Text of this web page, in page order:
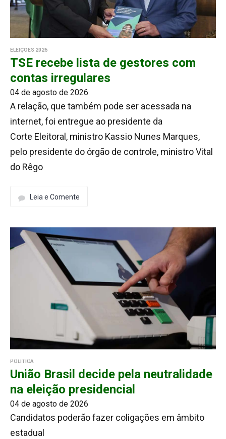
ELEIÇÕES 2026
TSE recebe lista de gestores com
contas irregulares
04 de agosto de 2026
A relação, que também pode ser acessada na
internet, foi entregue ao presidente da
Corte Eleitoral, ministro Kassio Nunes Marques,
pelo presidente do órgão de controle, ministro Vital
do Rêgo
Leia e Comente
POLÍTICA
União Brasil decide pela neutralidade
na eleição presidencial
04 de agosto de 2026
Candidatos poderão fazer coligações em âmbito
estadual